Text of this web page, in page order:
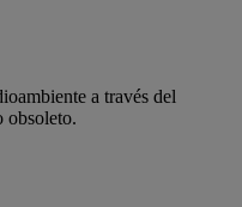
a través del
obsoleto.